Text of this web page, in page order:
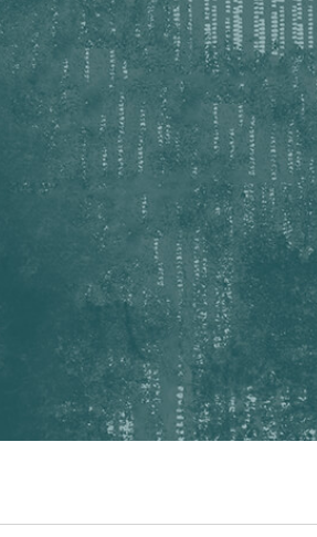
produits Services de retouche de bijoux